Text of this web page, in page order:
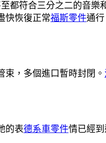
都符合三分之二的音樂
快恢復正常福斯零件通
，多個進口暫時封閉。
的表德系車零件情已經